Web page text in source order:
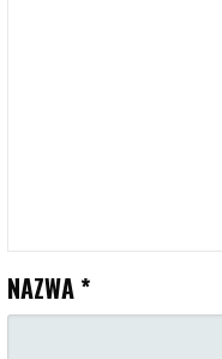
NAZWA *